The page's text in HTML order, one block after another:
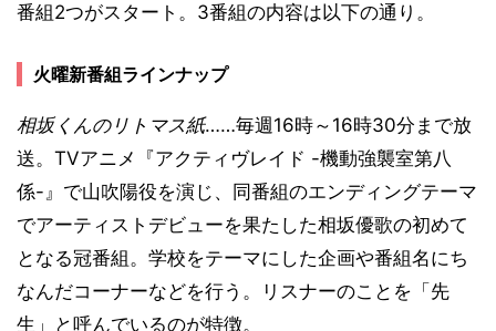
番組2つがスタート。3番組の内容は以下の通り。
火曜新番組ラインナップ
相坂くんのリトマス紙……毎週16時～16時30分まで放
送。TVアニメ『アクティヴレイド -機動強襲室第八
係-』で山吹陽役を演じ、同番組のエンディングテーマ
でアーティストデビューを果たした相坂優歌の初めて
となる冠番組。学校をテーマにした企画や番組名にち
なんだコーナーなどを行う。リスナーのことを「先
生」と呼んでいるのが特徴。